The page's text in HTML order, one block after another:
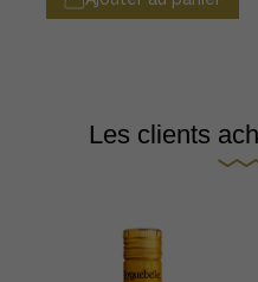
Les clients